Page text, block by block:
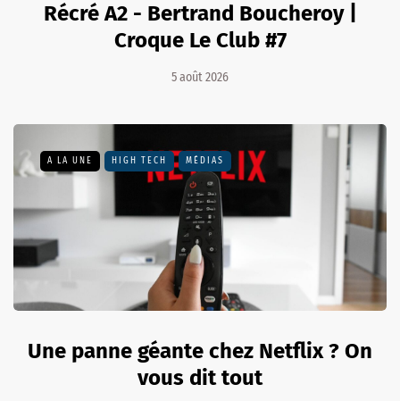
Récré A2 - Bertrand Boucheroy |
Croque Le Club #7
5 août 2026
A LA UNE HIGH TECH MÉDIAS
Une panne géante chez Netflix ? On
vous dit tout